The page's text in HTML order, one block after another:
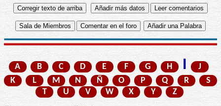
A B C D E F G H I
J
K
L M N Ñ O P Q R
S
T
U V W X Y Z